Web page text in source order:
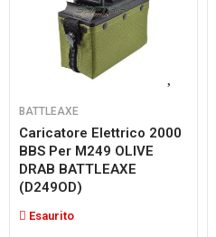
BATTLEAXE
Caricatore Elettrico 2000
BBS Per M249 OLIVE
DRAB BATTLEAXE
(D249OD)
Esaurito